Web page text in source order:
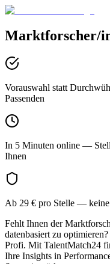
Marktforscher/
Vorauswahl statt
Passenden
In 5 Minuten online —
Ihnen
Ab 29 € pro Stelle — keine
Fehlt Ihnen der
datenbasiert zu
Profi. Mit TalentMatch24
Ihre Insights in